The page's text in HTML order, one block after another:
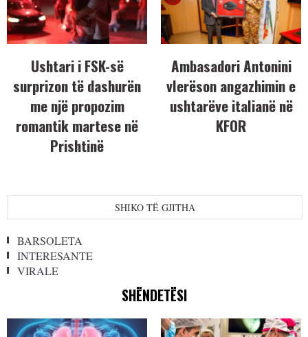
Ushtari i FSK-së
surprizon të dashurën
me një propozim
romantik martese në
Prishtinë
Ambasadori Antonini
vlerëson angazhimin e
ushtarëve italianë në
KFOR
SHIKO TË GJITHA
BARSOLETA
INTERESANTE
VIRALE
SHËNDETËSI